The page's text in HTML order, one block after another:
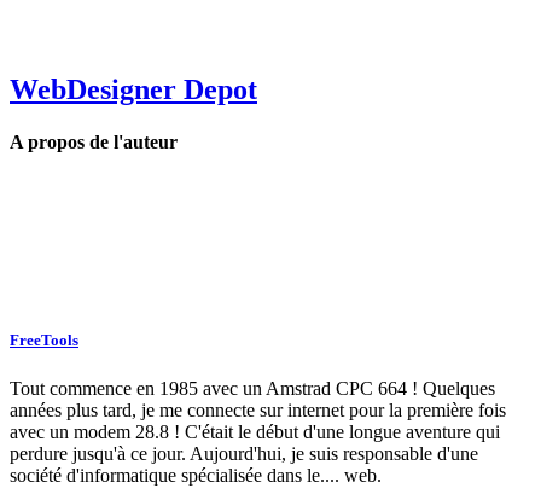
WebDesigner Depot
A propos de l'auteur
FreeTools
Tout commence en 1985 avec un Amstrad CPC 664 ! Quelques
années plus tard, je me connecte sur internet pour la première fois
avec un modem 28.8 ! C'était le début d'une longue aventure qui
perdure jusqu'à ce jour. Aujourd'hui, je suis responsable d'une
société d'informatique spécialisée dans le.... web.